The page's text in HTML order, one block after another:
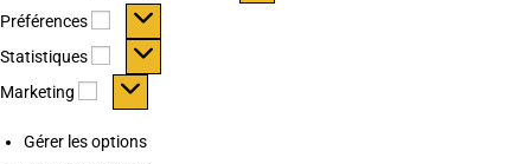
Préférences
Préférences
Statistiques Statistiques
Marketing Marketing
Gérer les options